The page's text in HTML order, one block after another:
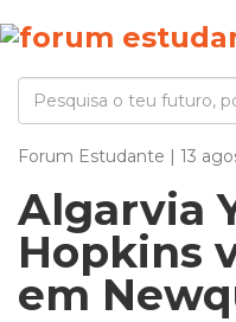
Forum Estudante | 13
Algarvia
Hopkins
em